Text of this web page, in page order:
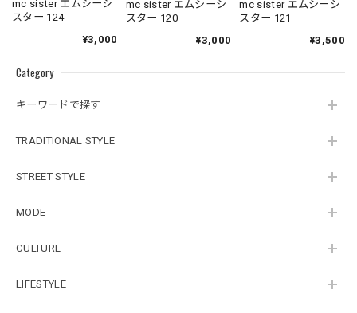
Category
キーワードで探す
TRADITIONAL STYLE
STREET STYLE
MODE
CULTURE
LIFESTYLE
mc sister エムシーシ
スター 124
¥3,000
mc sister エムシーシ
スター 120
¥3,000
mc sister エムシーシ
スター 121
¥3,500